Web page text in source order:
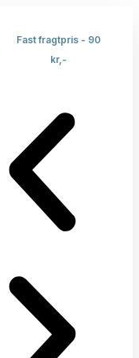
Fast fragtpris - 90
kr,-